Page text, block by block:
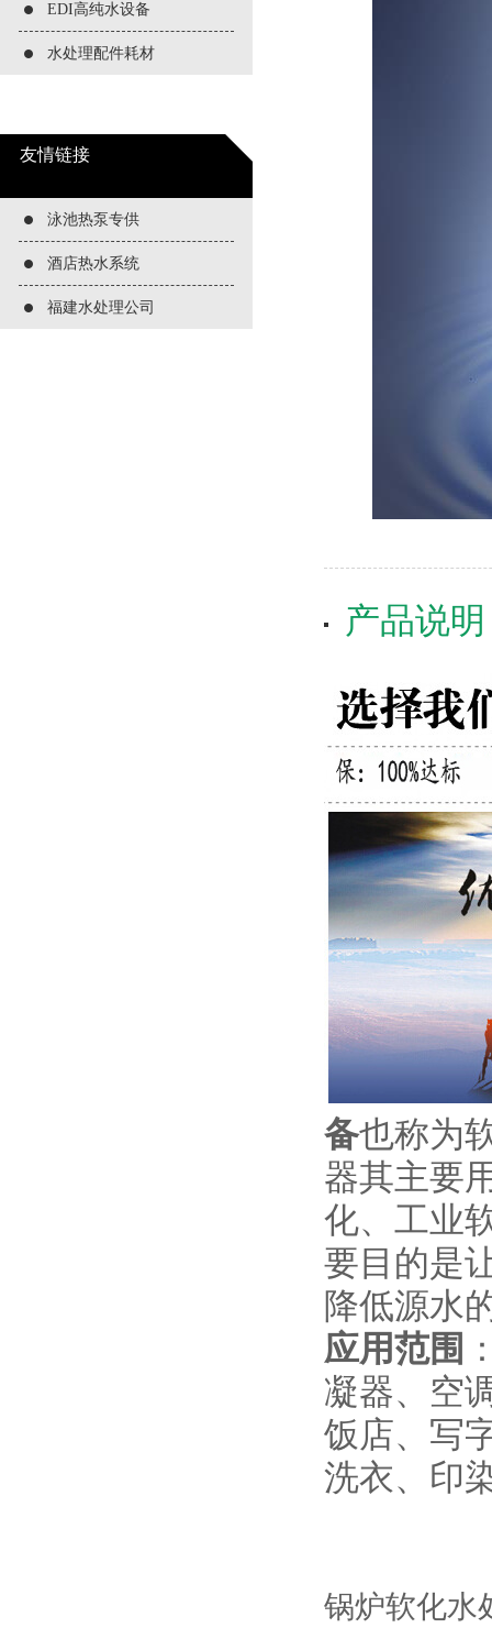
EDI高纯水设备
水处理配件耗材
友情链接
泳池热泵专供
酒店热水系统
福建水处理公司
产品说明
备也称为
器其主要
化、工业
要目的是
降低源水
应用范围
凝器、空
饭店、写
洗衣、印
锅炉软化水